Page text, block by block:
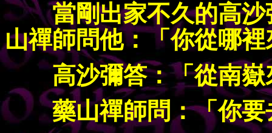
當剛出家不久的高
山禪師問他：「你從哪裡
高沙彌答：「從南嶽
藥山禪師問：「你